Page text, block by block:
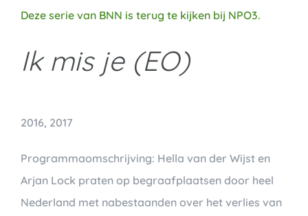
Deze serie van BNN is terug te kijken bij NPO3.
Ik mis je (EO)
2016, 2017
Programmaomschrijving: Hella van der Wijst en
Arjan Lock praten op begraafplaatsen door heel
Nederland met nabestaanden over het verlies van